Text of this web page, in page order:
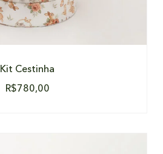
Kit Cestinha
R$780,00